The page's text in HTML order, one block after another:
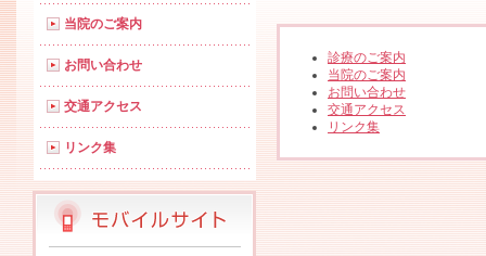
診療のご案内
当院のご案内
お問い合わせ
交通アクセス
リンク集
当院のご案内
お問い合わせ
交通アクセス
リンク集